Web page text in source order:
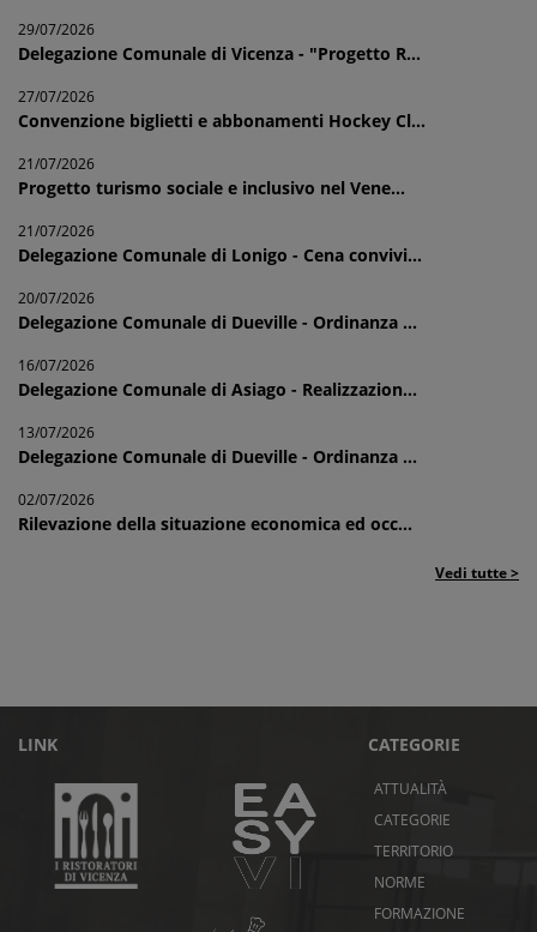
29/07/2026
Delegazione Comunale di Vicenza - "Progetto R...
27/07/2026
Convenzione biglietti e abbonamenti Hockey Cl...
21/07/2026
Progetto turismo sociale e inclusivo nel Vene...
21/07/2026
Delegazione Comunale di Lonigo - Cena convivi...
20/07/2026
Delegazione Comunale di Dueville - Ordinanza ...
16/07/2026
Delegazione Comunale di Asiago - Realizzazion...
13/07/2026
Delegazione Comunale di Dueville - Ordinanza ...
02/07/2026
Rilevazione della situazione economica ed occ...
Vedi tutte >
LINK CATEGORIE
ATTUALITÀ
CATEGORIE
TERRITORIO
NORME
FORMAZIONE